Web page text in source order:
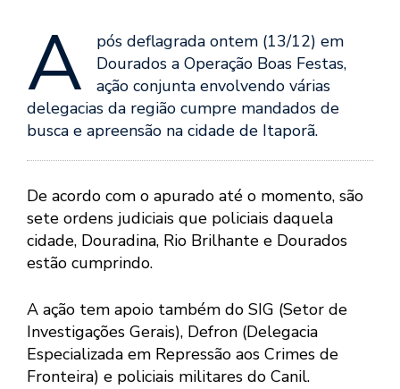
A
pós deflagrada ontem (13/12) em
Dourados a Operação Boas Festas,
ação conjunta envolvendo várias
delegacias da região cumpre mandados de
busca e apreensão na cidade de Itaporã.
De acordo com o apurado até o momento, são
sete ordens judiciais que policiais daquela
cidade, Douradina, Rio Brilhante e Dourados
estão cumprindo.
A ação tem apoio também do SIG (Setor de
Investigações Gerais), Defron (Delegacia
Especializada em Repressão aos Crimes de
Fronteira) e policiais militares do Canil.